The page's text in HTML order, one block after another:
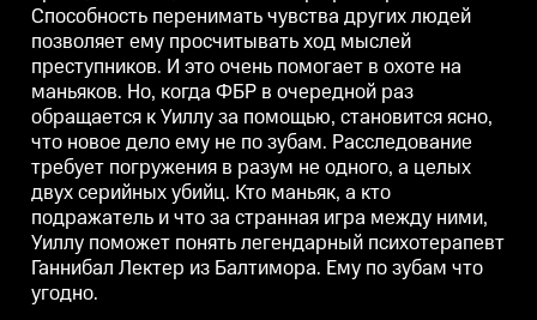
Расследование требует
погружения в разум не одного,
а целых двух серийных убийц.
Кто маньяк, а кто подражатель и
что за странная игра между
ними, Уиллу поможет понять
легендарный психотерапевт
Ганнибал Лектер из Балтимора.
Ему по зубам что угодно.
Расследование требует
погружения в разум не одного,
а целых двух серийных убийц.
Кто маньяк, а кто подражатель и
что за странная игра между
ними, Уиллу поможет понять
легендарный психотерапевт
Ганнибал Лектер из Балтимора.
Ему по зубам что угодно.
Способность перенимать чувства других людей
позволяет ему просчитывать ход мыслей
преступников. И это очень помогает в охоте на
маньяков. Но, когда ФБР в очередной раз
обращается к Уиллу за помощью, становится ясно,
что новое дело ему не по зубам. Расследование
требует погружения в разум не одного, а целых
двух серийных убийц. Кто маньяк, а кто
подражатель и что за странная игра между ними,
Уиллу поможет понять легендарный психотерапевт
Ганнибал Лектер из Балтимора. Ему по зубам что
угодно.